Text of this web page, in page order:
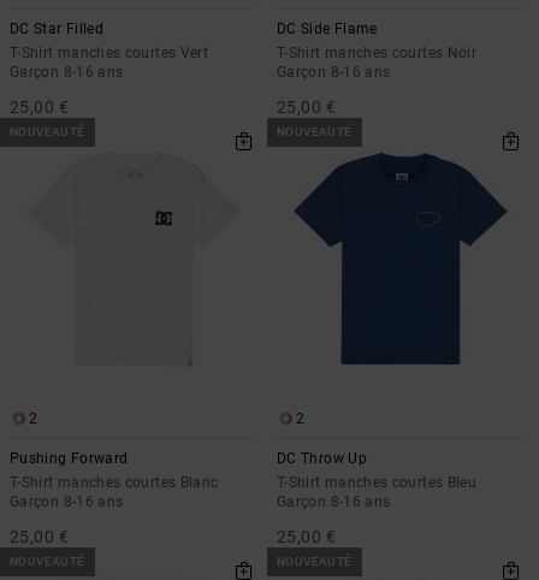
DC Star Filled
T-Shirt manches courtes Vert
Garçon 8-16 ans
25,00 €
DC Side Flame
T-Shirt manches courtes Noir
Garçon 8-16 ans
25,00 €
NOUVEAUTÉ
2
Pushing Forward
T-Shirt manches courtes Blanc
Garçon 8-16 ans
25,00 €
NOUVEAUTÉ
2
DC Throw Up
T-Shirt manches courtes Bleu
Garçon 8-16 ans
25,00 €
NOUVEAUTÉ NOUVEAUTÉ